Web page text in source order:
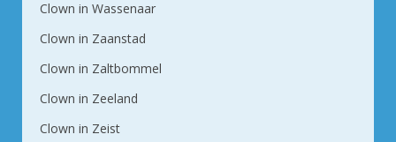
Clown in Wassenaar
Clown in Zaanstad
Clown in Zaltbommel
Clown in Zeeland
Clown in Zeist